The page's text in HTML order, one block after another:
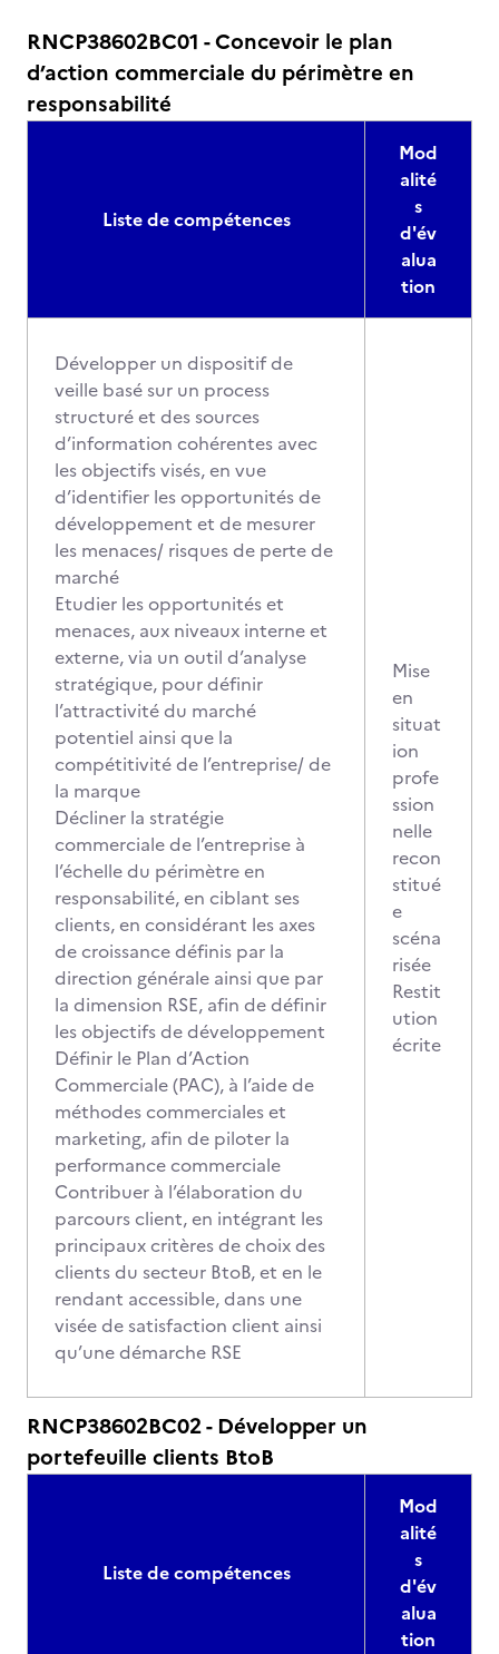
RNCP38602BC01 - Concevoir le plan
d’action commerciale du périmètre en
responsabilité
Liste de compétences
Mod
alité
s
d'év
alua
tion
Développer un dispositif de
veille basé sur un process
structuré et des sources
d’information cohérentes avec
les objectifs visés, en vue
d’identifier les opportunités de
développement et de mesurer
les menaces/ risques de perte de
marché
Etudier les opportunités et
menaces, aux niveaux interne et
externe, via un outil d’analyse
stratégique, pour définir
l’attractivité du marché
potentiel ainsi que la
compétitivité de l’entreprise/ de
la marque
Décliner la stratégie
commerciale de l’entreprise à
l’échelle du périmètre en
responsabilité, en ciblant ses
clients, en considérant les axes
de croissance définis par la
direction générale ainsi que par
la dimension RSE, afin de définir
les objectifs de développement
Définir le Plan d’Action
Commerciale (PAC), à l’aide de
méthodes commerciales et
marketing, afin de piloter la
performance commerciale
Contribuer à l’élaboration du
parcours client, en intégrant les
principaux critères de choix des
clients du secteur BtoB, et en le
rendant accessible, dans une
visée de satisfaction client ainsi
qu’une démarche RSE
Mise
en
situat
ion
profe
ssion
nelle
recon
stitué
e
scéna
risée
Restit
ution
écrite
RNCP38602BC02 - Développer un
portefeuille clients BtoB
Liste de compétences
Mod
alité
s
d'év
alua
tion